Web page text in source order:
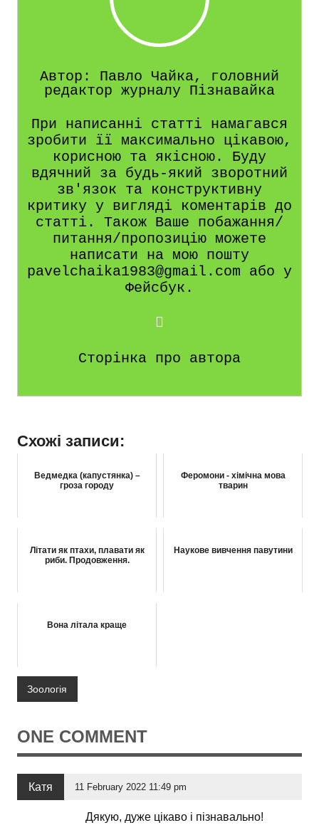
Автор: Павло Чайка, головний
редактор журналу Пізнавайка
При написанні статті намагався
зробити її максимально цікавою,
корисною та якісною. Буду
вдячний за будь-який зворотний
зв'язок та конструктивну
критику у вигляді коментарів до
статті. Також Ваше побажання/
питання/пропозицію можете
написати на мою пошту
pavelchaika1983@gmail.com або у
Фейсбук.
Сторінка про автора
Схожі записи:
Ведмедка (капустянка) –
гроза городу
Феромони - хімічна мова
тварин
Літати як птахи, плавати як
риби. Продовження.
Наукове вивчення павутини
Вона літала краще
Зоологія
ONE COMMENT
Катя 11 February 2022 11:49 pm
Дякую, дуже цікаво і пізнавально!